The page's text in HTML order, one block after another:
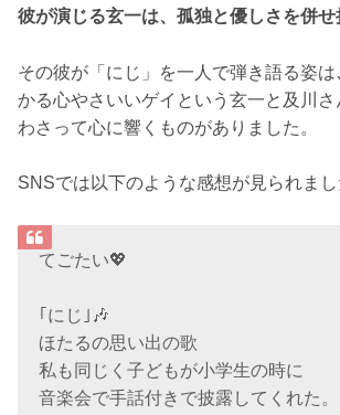
彼が演じる玄一は、孤独と優しさを併せ
その彼が「にじ」を一人で弾き語る姿は
かる心やさいいゲイという玄一と及川
わさって心に響くものがありました。
SNSでは以下のような感想が見られまし
てごたい💖
｢にじ｣🎶
ほたるの思い出の歌
私も同じく子どもが小学生の時に
音楽会で手話付きで披露してくれた。